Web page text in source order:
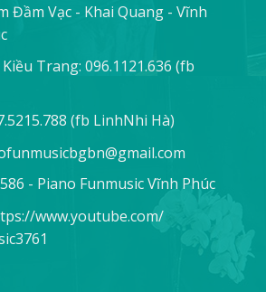
Đầm Vạc - Khai Quang - Vĩnh
Trang: 096.1121.636 (fb
(fb LinhNhi Hà)
- Piano Funmusic Vĩnh Phúc
www.youtube.com/